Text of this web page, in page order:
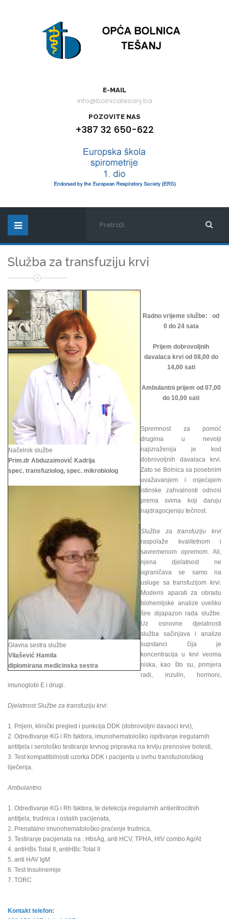
E-MAIL
info@bolnicatesanj.ba
POZOVITE NAS
+387 32 650-622
Služba za transfuziju krvi
Načelnik službe
Prim.dr Abduzaimović Kadrija
spec. transfuziolog, spec. mikrobiolog
Glavna sestra službe
Vilašević Hamila
diplomirana medicinska sestra
Radno vrijeme službe: od
0 do 24 sata
Prijem dobrovoljnih
davalaca krvi od 08,00 do
14,00 sati
Ambulantni prijem od 07,00
do 10,00 sati
Spremnost za pomoć
drugima u nevolji
najizraženija je kod
dobrovoljnih davalaca krvi.
Zato se Bolnica sa posebnim
uvažavanjem i osjećajem
istinske zahvalnosti odnosi
prema svima koji daruju
najdragocjeniju tečnost.
Služba za transfuziju krvi
raspolaže kvalitetnom i
savremenom opremom. Ali,
njena djelatnost ne
ograničava se samo na
usluge sa transfuzijom krvi.
Moderni aparati za obradu
biohemijske analize uveliko
šire dijapazon rada službe.
Uz osnovne djelatnosti
služba sačinjava i analize
supstanci čija je
koncentracija u krvi veoma
niska, kao što su, primjera
radi, inzulin, hormoni,
imunoglobi E i drugi.
Djelatnost Službe za transfuziju krvi:
1. Prijem, klinički pregled i punkcija DDK (dobrovoljni davaoci krvi),
2. Određivanje KG i Rh faktora, imunohematološko ispitivanje iregularnih
antitjela i serološko testiranje krvnog pripravka na krvlju prenosive bolesti,
3. Test kompatibilnosti uzorka DDK i pacijenta u svrhu transfuziološkog
liječenja.
Ambulantno:
1. Određivanje KG i Rh faktora, te detekcija iregularnih antieritrocitnih
antitjela, trudnica i ostalih pacijenata,
2. Prenatalno imunohematološko praćenje trudnica,
3. Testiranje pacijenata na : HbsAg, anti HCV, TPHA, HIV combo Ag/At
4. antiHBs Total II, antiHBc Total II
5. anti HAV IgM
6. Test Insulinemije
7. TORC
Kontakt telefon: